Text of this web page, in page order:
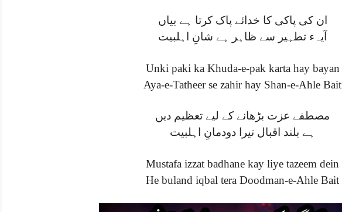
ان کی پاکی کا خدائے پاک کرتا ہے بیاں
آیہء تطہیر سے ظاہر ہے شانِ اہلبیت
Unki paki ka Khuda-e-pak karta hay bayan
Aya-e-Tatheer se zahir hay Shan-e-Ahle Bait
مصطفے عزت بڑھانے کے لیے تعظیم دیں
ہے بلند اقبال تیرا دودمانِ اہلبیت
Mustafa izzat badhane kay liye tazeem dein
He buland iqbal tera Doodman-e-Ahle Bait